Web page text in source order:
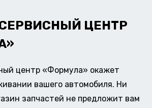
ЦЕНТР
центр «Формула» окажет
вашего автомобиля. Ни
запчастей не предложит вам